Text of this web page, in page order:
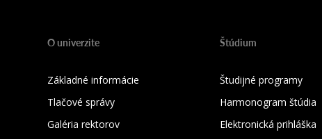
O univerzite
Základné informácie
Tlačové správy
Galéria rektorov
Štúdium
Študijné programy
Harmonogram štúdia
Elektronická prihláška